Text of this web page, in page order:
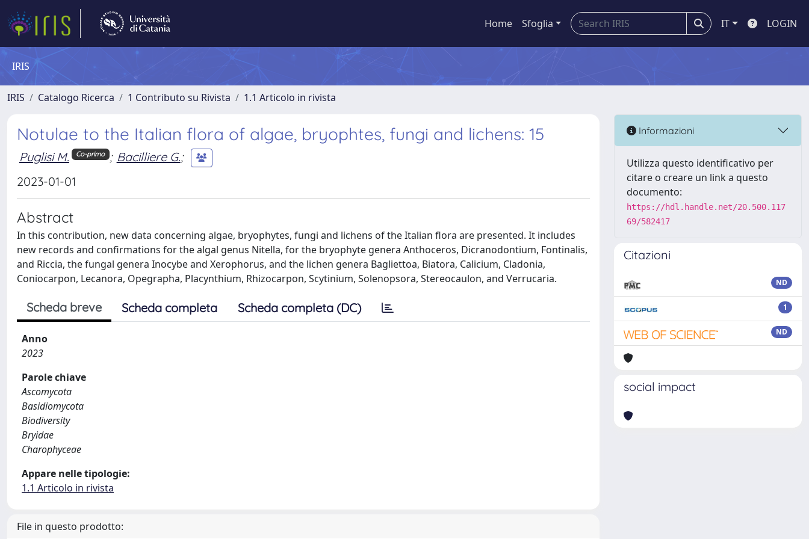
Home Sfoglia IT LOGIN
IRIS
IRIS Catalogo Ricerca 1 Contributo su Rivista 1.1 Articolo in rivista
Notulae to the Italian flora of algae, bryophtes, fungi and lichens: 15
Puglisi M. Co-primo ; Bacilliere G.;
2023-01-01
Abstract
In this contribution, new data concerning algae, bryophytes, fungi and lichens of the Italian flora are presented. It includes
new records and confirmations for the algal genus Nitella, for the bryophyte genera Anthoceros, Dicranodontium, Fontinalis,
and Riccia, the fungal genera Inocybe and Xerophorus, and the lichen genera Bagliettoa, Biatora, Calicium, Cladonia,
Coniocarpon, Lecanora, Opegrapha, Placynthium, Rhizocarpon, Scytinium, Solenopsora, Stereocaulon, and Verrucaria.
Scheda breve Scheda completa Scheda completa (DC)
Anno
2023
Parole chiave
Ascomycota
Basidiomycota
Biodiversity
Bryidae
Charophyceae
Appare nelle tipologie:
1.1 Articolo in rivista
File in questo prodotto:
Informazioni
Utilizza questo identificativo per
citare o creare un link a questo
documento:
https://hdl.handle.net/20.500.117
69/582417
Citazioni
ND
1
ND
social impact